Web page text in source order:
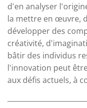
d'en analyser
la mettre en œuvre,
développer des
créativité,
bâtir des individus
l'innovation peut
aux défis actuels, à